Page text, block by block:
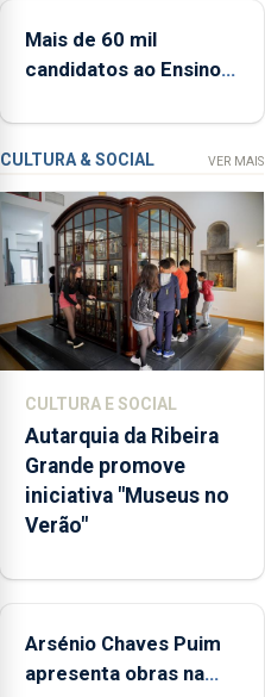
Resiliência
(PRR)
Açores
ronda
os
65
milhões
de
euros
e
abrange
respostas
habitacionais,
anunciou
o
Governo
Mais de 60 mil
candidatos ao Ensino
CULTURA & SOCIAL VER MAIS
CULTURA E SOCIAL
Autarquia da Ribeira
Grande promove
iniciativa "Museus no
Verão"
Arsénio Chaves Puim
apresenta obras na